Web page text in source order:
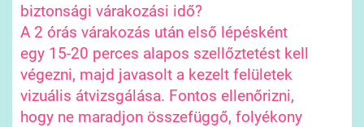
biztonsági várakozási idő?
A 2 órás várakozás után első lépésként
egy 15-20 perces alapos szellőztetést kell
végezni, majd javasolt a kezelt felületek
vizuális átvizsgálása. Fontos ellenőrizni,
hogy ne maradjon összefüggő, folyékony